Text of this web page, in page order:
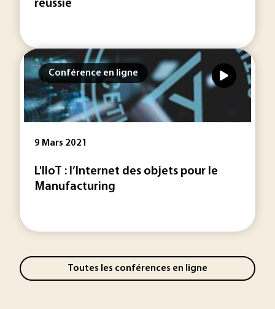
réussie
Conférence en ligne
9 Mars 2021
L'IIoT : l’Internet des objets pour le
Manufacturing
Toutes les conférences en ligne